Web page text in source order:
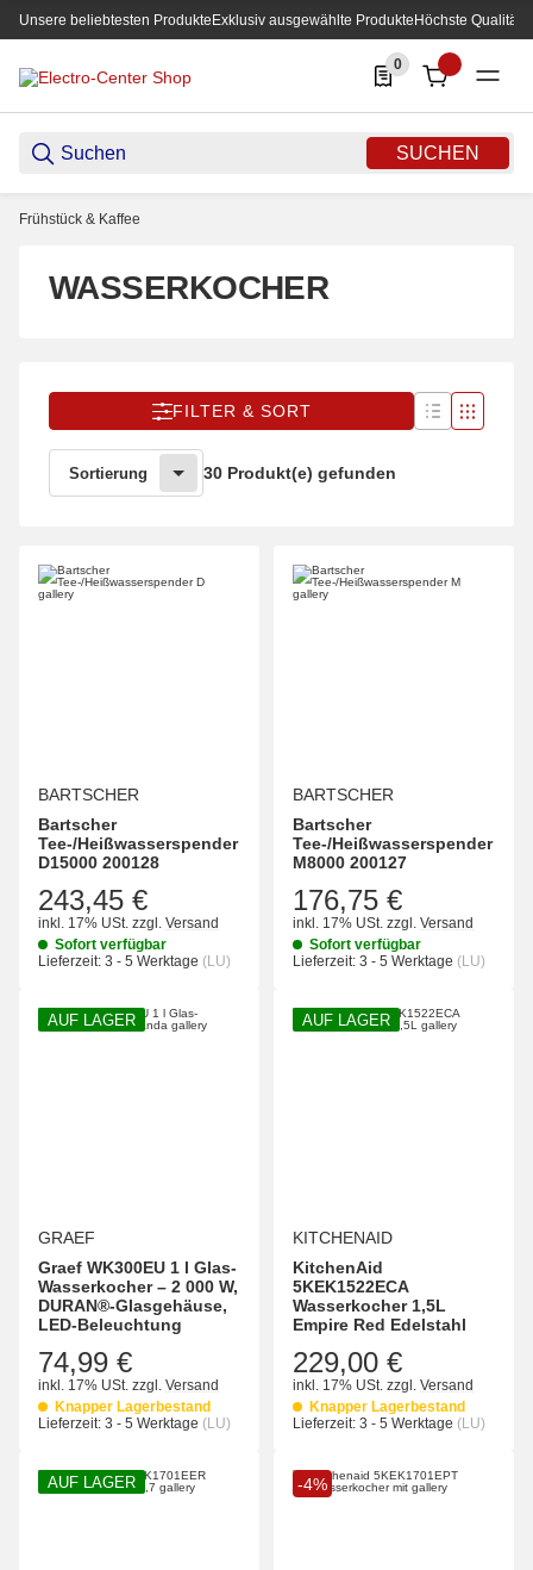
Unsere beliebtesten ProdukteExklusiv ausgewählte ProdukteHöchste Qualität
SUCHEN
0
0 Produkte in der
Frühstück & Kaffee
WASSERKOCHER
FILTER & SORT
Sortierung 30 Produkt(e) gefunden
BARTSCHER
Bartscher
Tee-/Heißwasserspender
D15000 200128
243,45 €
inkl. 17% USt. zzgl. Versand
Sofort verfügbar
Lieferzeit: 3 - 5 Werktage (LU)
BARTSCHER
Bartscher
Tee-/Heißwasserspender
M8000 200127
176,75 €
inkl. 17% USt. zzgl. Versand
Sofort verfügbar
Lieferzeit: 3 - 5 Werktage (LU)
AUF LAGER
GRAEF
Graef WK300EU 1 l Glas-
Wasserkocher – 2 000 W,
DURAN®-Glasgehäuse,
LED-Beleuchtung
74,99 €
inkl. 17% USt. zzgl. Versand
Knapper Lagerbestand
Lieferzeit: 3 - 5 Werktage (LU)
AUF LAGER
KITCHENAID
KitchenAid
5KEK1522ECA
Wasserkocher 1,5L
Empire Red Edelstahl
229,00 €
inkl. 17% USt. zzgl. Versand
Knapper Lagerbestand
Lieferzeit: 3 - 5 Werktage (LU)
AUF LAGER -4%